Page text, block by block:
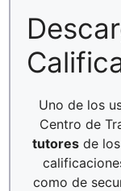
Uno de los
Centro de
tutores de
como de